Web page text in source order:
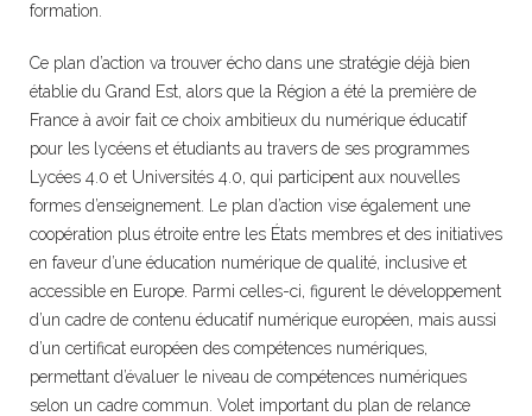
formation.
Ce plan d’action va trouver écho dans une stratégie déjà bien
établie du Grand Est, alors que la Région a été la première de
France à avoir fait ce choix ambitieux du numérique éducatif
pour les lycéens et étudiants au travers de ses programmes
Lycées 4.0 et Universités 4.0, qui participent aux nouvelles
formes d’enseignement. Le plan d’action vise également une
coopération plus étroite entre les États membres et des initiatives
en faveur d’une éducation numérique de qualité, inclusive et
accessible en Europe. Parmi celles-ci, figurent le développement
d’un cadre de contenu éducatif numérique européen, mais aussi
d’un certificat européen des compétences numériques,
permettant d’évaluer le niveau de compétences numériques
selon un cadre commun. Volet important du plan de relance